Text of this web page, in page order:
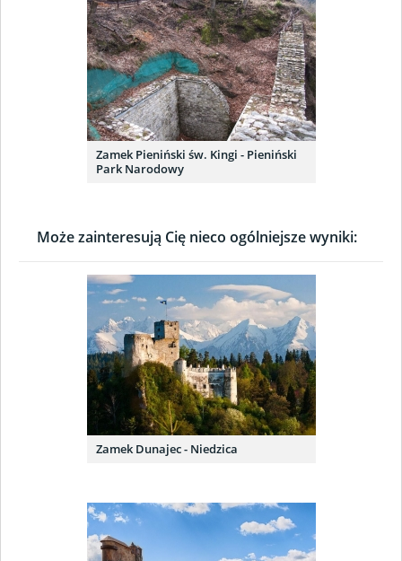
Zamek Pieniński św. Kingi - Pieniński
Park Narodowy
Może zainteresują Cię nieco ogólniejsze wyniki:
Zamek Dunajec - Niedzica